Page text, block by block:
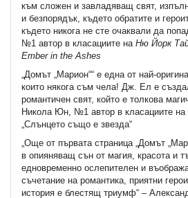
към сложен и завладяващ свят,
и безпорядък, където обратите и
където никога не сте очаквали да
№1 автор в класациите на Ню Йорк
Ember in theAshes
„Домът „Марион““ е една от най-
които някога съм чела! Дж. Ел е
романтичен свят, който е толкова
Никола Юн, №1 автор в класациите на
„Слънцето също е звезда“
„Още от първата страница „Домът
в опияняващ сън от магия, красота и
едновременно ослепителен и
съчетание на романтика, приятни
история е блестящ триумф“ –